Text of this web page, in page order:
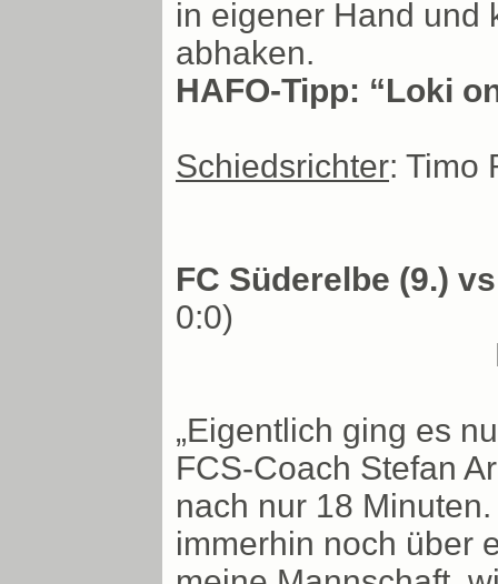
in eigener Hand und
abhaken.
HAFO-Tipp: “Loki
Schiedsrichter: Timo
FC Süderelbe (9.)
0:0)
„Eigentlich ging es
FCS-Coach Stefan
nach nur 18
immerhin noch über